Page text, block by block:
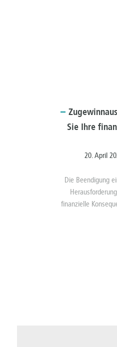
Sie Ihre
20. April
Die Beendigung
finanzielle